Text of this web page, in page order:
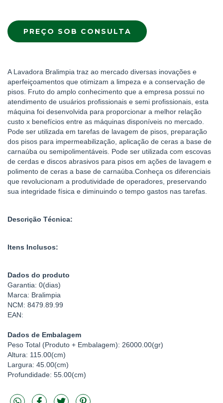
A Lavadora Bralimpia traz ao mercado diversas inovações e
aperfeiçoamentos que otimizam a limpeza e a conservação de
pisos. Fruto do amplo conhecimento que a empresa possui no
atendimento de usuários profissionais e semi profissionais, esta
máquina foi desenvolvida para proporcionar a melhor relação
custo x benefícios entre as máquinas disponíveis no mercado.
Pode ser utilizada em tarefas de lavagem de pisos, preparação
dos pisos para impermeabilização, aplicação de ceras a base de
carnaúba ou semipolimentáveis. Pode ser utilizada com escovas
de cerdas e discos abrasivos para pisos em ações de lavagem e
polimento de ceras a base de carnaúba.Conheça os diferenciais
que revolucionam a produtividade de operadores, preservando
sua integridade física e diminuindo o tempo gastos nas tarefas.
Descrição Técnica:
Itens Inclusos:
Dados do produto
Garantia: 0(dias)
Marca: Bralimpia
NCM: 8479.89.99
EAN:
Dados de Embalagem
Peso Total (Produto + Embalagem): 26000.00(gr)
Altura: 115.00(cm)
Largura: 45.00(cm)
Profundidade: 55.00(cm)